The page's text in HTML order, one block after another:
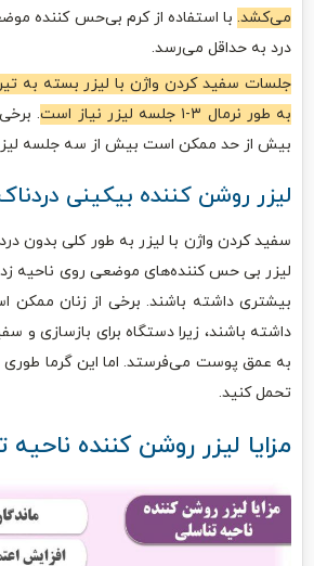
می‌کشد. با استفاده از کرم بی‌حس کننده
درد به حداقل می‌رسد.
جلسات سفید کردن واژن با لیزر بسته به
به طور نرمال ۳-۱ جلسه لیزر نیاز است
.
بیش از حد ممکن است بیش از سه جلسه لیزر
لیزر روشن کننده بیکینی
سفید کردن واژن با لیزر به طور کلی بدون
لیزر بی حس کننده‌های موضعی روی ناحیه
بیشتری داشته باشند. برخی از زنان
داشته باشند، زیرا دستگاه برای بازسازی و
به عمق پوست می‌فرستد. اما این گرما طوری
تحمل کنید.
مزایا لیزر روشن کننده ناحیه